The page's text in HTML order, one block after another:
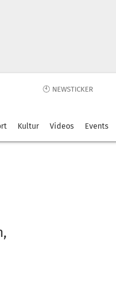
🕙 NEWSTICKER
Kultur Videos Events